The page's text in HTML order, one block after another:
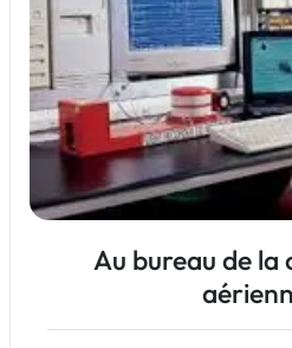
Au bureau de la